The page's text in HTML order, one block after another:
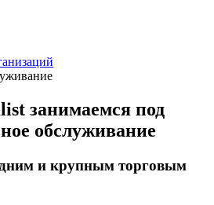
занимаемся под
обслуживание
и крупным торговым